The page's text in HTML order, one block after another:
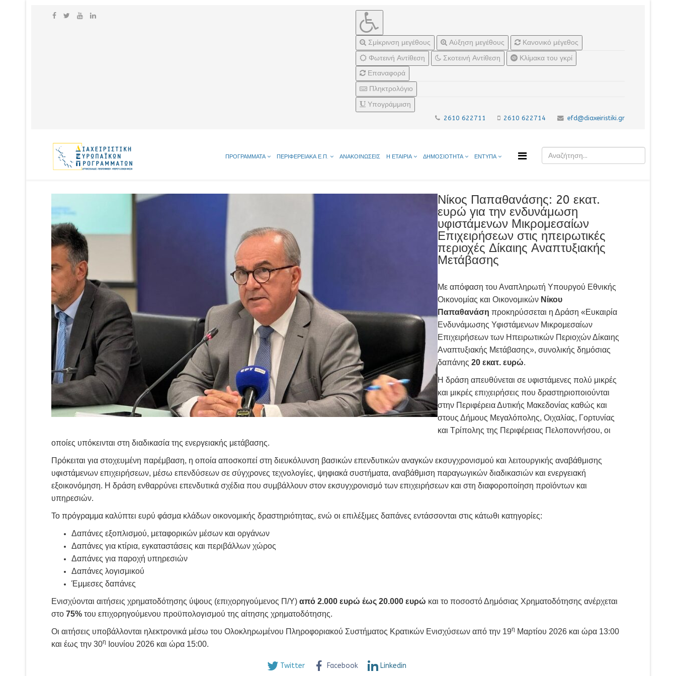
Σμίκρινση μεγέθους Αύξηση μεγέθους
Κανονικό μέγεθος
Φωτεινή Αντίθεση
Σκοτεινή Αντίθεση
Κλίμακα του γκρί
Επαναφορά
Πληκτρολόγιο
Υπογράμμιση
2610 622711 2610 622714 efd@diaxeiristiki.gr
ΠΡΟΓΡΑΜΜΑΤΑ ΠΕΡΙΦΕΡΕΙΑΚΑ Ε.Π. ΑΝΑΚΟΙΝΩΣΕΙΣ Η ΕΤΑΙΡΙΑ ΔΗΜΟΣΙΟΤΗΤΑ ΕΝΤΥΠΑ
Νίκος Παπαθανάσης: 20 εκατ.
ευρώ για την ενδυνάμωση
υφιστάμενων Μικρομεσαίων
Επιχειρήσεων στις ηπειρωτικές
περιοχές Δίκαιης Αναπτυξιακής
Μετάβασης
Με απόφαση του Αναπληρωτή Υπουργού Εθνικής
Οικονομίας και Οικονομικών Νίκου
Παπαθανάση προκηρύσσεται η Δράση «Ευκαιρία
Ενδυνάμωσης Υφιστάμενων Μικρομεσαίων
Επιχειρήσεων των Ηπειρωτικών Περιοχών Δίκαιης
Αναπτυξιακής Μετάβασης», συνολικής δημόσιας
δαπάνης 20 εκατ. ευρώ.
Η δράση απευθύνεται σε υφιστάμενες πολύ μικρές
και μικρές επιχειρήσεις που δραστηριοποιούνται
στην Περιφέρεια Δυτικής Μακεδονίας καθώς και
στους Δήμους Μεγαλόπολης, Οιχαλίας, Γορτυνίας
και Τρίπολης της Περιφέρειας Πελοποννήσου, οι
οποίες υπόκεινται στη διαδικασία της ενεργειακής μετάβασης.
Πρόκειται για στοχευμένη παρέμβαση, η οποία αποσκοπεί στη διευκόλυνση βασικών επενδυτικών αναγκών εκσυγχρονισμού και λειτουργικής αναβάθμισης
υφιστάμενων επιχειρήσεων, μέσω επενδύσεων σε σύγχρονες τεχνολογίες, ψηφιακά συστήματα, αναβάθμιση παραγωγικών διαδικασιών και ενεργειακή
εξοικονόμηση. Η δράση ενθαρρύνει επενδυτικά σχέδια που συμβάλλουν στον εκσυγχρονισμό των επιχειρήσεων και στη διαφοροποίηση προϊόντων και
υπηρεσιών.
Το πρόγραμμα καλύπτει ευρύ φάσμα κλάδων οικονομικής δραστηριότητας, ενώ οι επιλέξιμες δαπάνες εντάσσονται στις κάτωθι κατηγορίες:
Δαπάνες εξοπλισμού, μεταφορικών μέσων και οργάνων
Δαπάνες για κτίρια, εγκαταστάσεις και περιβάλλων χώρος
Δαπάνες για παροχή υπηρεσιών
Δαπάνες λογισμικού
Έμμεσες δαπάνες
Ενισχύονται αιτήσεις χρηματοδότησης ύψους (επιχορηγούμενος Π/Υ) από 2.000 ευρώ έως 20.000 ευρώ και το ποσοστό Δημόσιας Χρηματοδότησης ανέρχεται
στο 75% του επιχορηγούμενου προϋπολογισμού της αίτησης χρηματοδότησης.
Οι αιτήσεις υποβάλλονται ηλεκτρονικά μέσω του Ολοκληρωμένου Πληροφοριακού Συστήματος Κρατικών Ενισχύσεων από την 19η Μαρτίου 2026 και ώρα 13:00
και έως την 30η Ιουνίου 2026 και ώρα 15:00.
Twitter Facebook Linkedin